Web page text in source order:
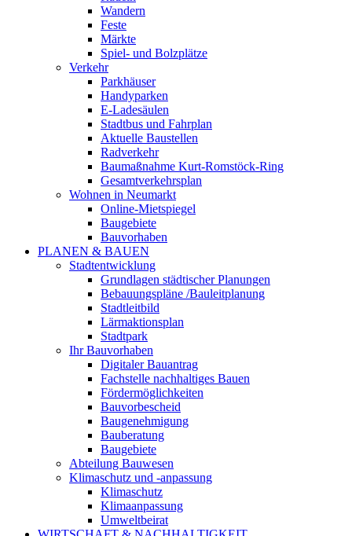
Wandern
Feste
Märkte
Spiel- und Bolzplätze
Verkehr
Parkhäuser
Handyparken
E-Ladesäulen
Stadtbus und Fahrplan
Aktuelle Baustellen
Radverkehr
Baumaßnahme Kurt-Romstöck-Ring
Gesamtverkehrsplan
Wohnen in Neumarkt
Online-Mietspiegel
Baugebiete
Bauvorhaben
PLANEN & BAUEN
Stadtentwicklung
Grundlagen städtischer Planungen
Bebauungspläne /Bauleitplanung
Stadtleitbild
Lärmaktionsplan
Stadtpark
Ihr Bauvorhaben
Digitaler Bauantrag
Fachstelle nachhaltiges Bauen
Fördermöglichkeiten
Bauvorbescheid
Baugenehmigung
Bauberatung
Baugebiete
Abteilung Bauwesen
Klimaschutz und -anpassung
Klimaschutz
Klimaanpassung
Umweltbeirat